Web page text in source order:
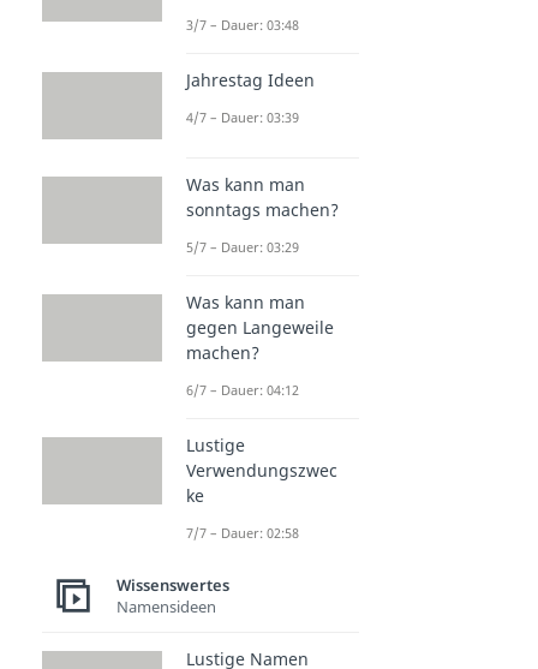
3/7 – Dauer: 03:48
Jahrestag Ideen
4/7 – Dauer: 03:39
Was kann man
sonntags machen?
5/7 – Dauer: 03:29
Was kann man
gegen Langeweile
machen?
6/7 – Dauer: 04:12
Lustige
Verwendungszwec
ke
7/7 – Dauer: 02:58
Wissenswertes
Namensideen
Lustige Namen